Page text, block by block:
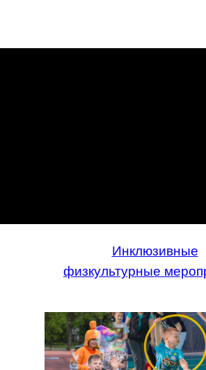
Инклюзивные
физкультурные